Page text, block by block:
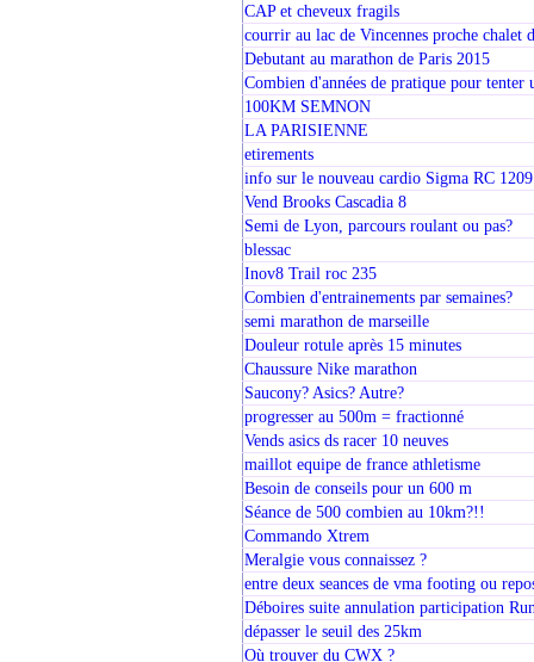
CAP et cheveux fragils
courrir au lac de Vincennes proche chalet
Debutant au marathon de Paris 2015
Combien d'années de pratique pour tenter
100KM SEMNON
LA PARISIENNE
etirements
info sur le nouveau cardio Sigma RC 1209
Vend Brooks Cascadia 8
Semi de Lyon, parcours roulant ou pas?
blessac
Inov8 Trail roc 235
Combien d'entrainements par semaines?
semi marathon de marseille
Douleur rotule après 15 minutes
Chaussure Nike marathon
Saucony? Asics? Autre?
progresser au 500m = fractionné
Vends asics ds racer 10 neuves
maillot equipe de france athletisme
Besoin de conseils pour un 600 m
Séance de 500 combien au 10km?!!
Commando Xtrem
Meralgie vous connaissez ?
entre deux seances de vma footing ou
Déboires suite annulation participation
dépasser le seuil des 25km
Où trouver du CWX ?